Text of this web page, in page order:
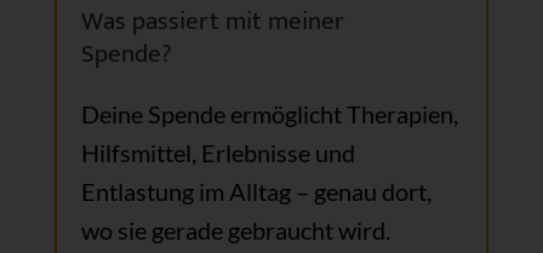
Was passiert mit meiner
Spende?
Deine Spende ermöglicht Therapien,
Hilfsmittel, Erlebnisse und
Entlastung im Alltag – genau dort,
wo sie gerade gebraucht wird.